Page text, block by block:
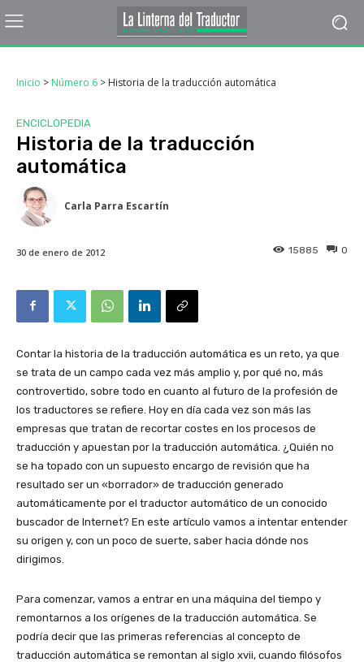
Inicio > Número 6 > Historia de la traducción automática
ENCICLOPEDIA
Historia de la traducción
automática
Carla Parra Escartín
30 de enero de 2012 0
15885
Contar la historia de la traducción automática es un reto, ya que
se trata de un campo cada vez más amplio y, por qué no, más
controvertido, sobre todo en cuanto al futuro de la profesión de
los traductores se refiere. Hoy en día cada vez son más las
empresas que tratan de recortar costes en los procesos de
traducción y apuestan por la traducción automática. ¿Quién no
se ha topado con un supuesto encargo de revisión que ha
resultado ser un «borrador» de traducción generado
automáticamente por el traductor automático de un conocido
buscador de Internet? En este artículo vamos a intentar entender
su origen y, con un poco de suerte, saber hacia dónde nos
dirigimos.
Para comenzar, vamos a entrar en una máquina del tiempo y
remontarnos a los orígenes de la traducción automática. Se
podría decir que las primeras referencias al concepto de
traducción automática se remontan al siglo xvii, cuando filósofos